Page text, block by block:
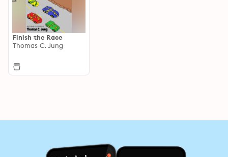
Finish the Race
Thomas C. Jung